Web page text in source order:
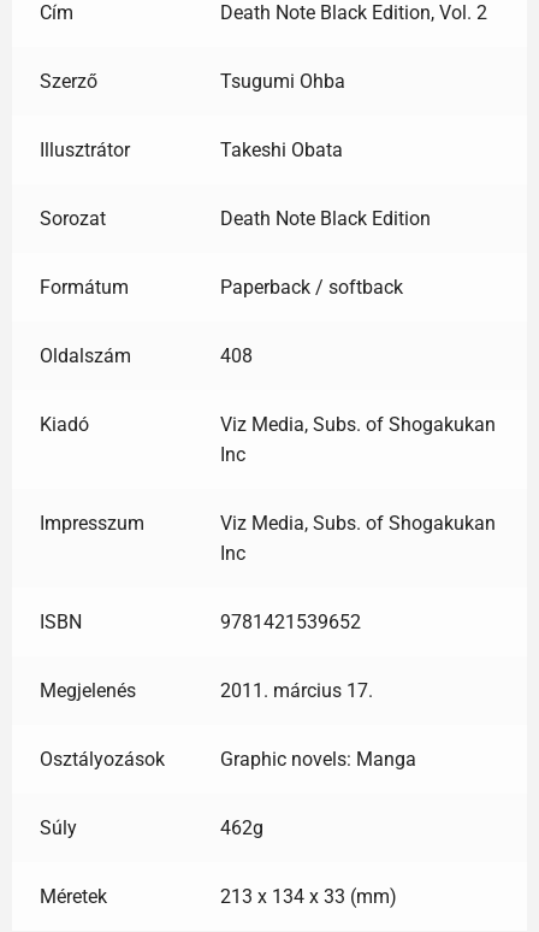
Cím Death Note Black Edition, Vol. 2
Szerző Tsugumi Ohba
Illusztrátor Takeshi Obata
Sorozat Death Note Black Edition
Formátum Paperback / softback
Oldalszám 408
Kiadó
Viz Media, Subs. of Shogakukan
Inc
Impresszum
Viz Media, Subs. of Shogakukan
Inc
ISBN 9781421539652
Megjelenés 2011. március 17.
Osztályozások Graphic novels: Manga
Súly 462g
Méretek 213 x 134 x 33 (mm)